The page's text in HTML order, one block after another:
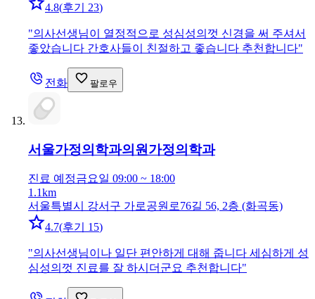
4.8(후기 23)
"의사선생님이 열정적으로 성심성의껏 신경을 써 주셔서
좋았습니다 간호사들이 친절하고 좋습니다 추천합니다"
전화 팔로우
서울가정의학과의원 가정의학과
진료 예정금요일 09:00 ~ 18:00
1.1km
서울특별시 강서구 가로공원로76길 56, 2층 (화곡동)
4.7(후기 15)
"의사선생님이나 일단 편안하게 대해 줍니다 세심하게 성
심성의껏 진료를 잘 하시더군요 추천합니다"